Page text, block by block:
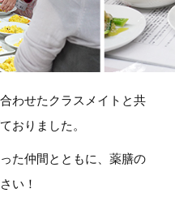
わせたクラスメイトと共
おりました。
た仲間とともに、薬膳の
い！